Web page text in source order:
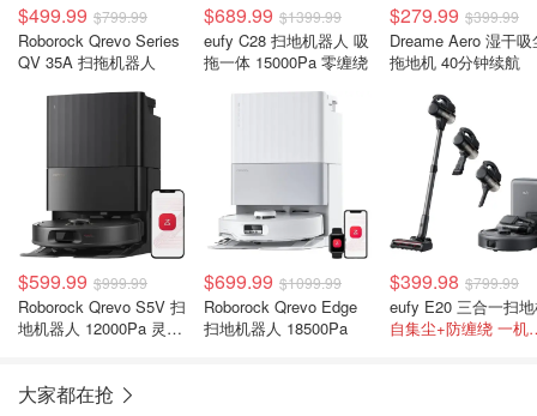
$499.99 $799.99
Roborock Qrevo Series
QV 35A 扫拖机器人
$689.99 $1399.99
eufy C28 扫地机器人 吸
拖一体 15000Pa 零缠绕
$279.99 $399.99
Dreame Aero 湿干吸
拖地机 40分钟续航
$599.99 $999.99
Roborock Qrevo S5V 扫
地机器人 12000Pa 灵活
$699.99 $1099.99
Roborock Qrevo Edge
扫地机器人 18500Pa
$399.98 $799.99
eufy E20 三合一扫
自集尘
大家都在抢